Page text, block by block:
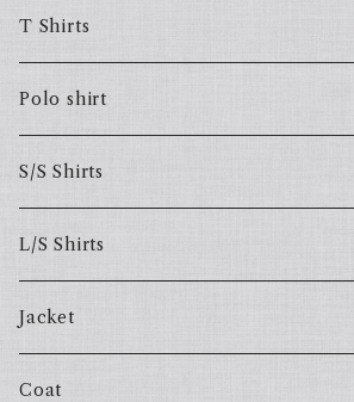
T Shirts
Polo shirt
S/S Shirts
L/S Shirts
Jacket
Coat